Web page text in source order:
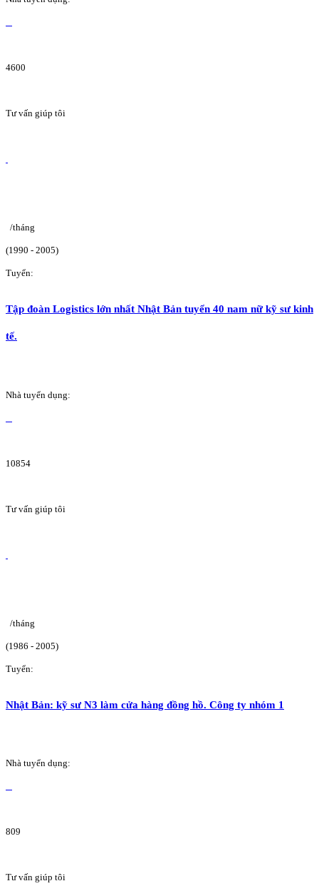
4600
Tư vấn giúp tôi
/tháng
(1990 - 2005)
Tuyển:
Tập đoàn Logistics lớn nhất Nhật Bản tuyển 40 nam nữ kỹ sư kinh
tế.
Nhà tuyển dụng:
10854
Tư vấn giúp tôi
/tháng
(1986 - 2005)
Tuyển:
Nhật Bản: kỹ sư N3 làm cửa hàng đồng hồ. Công ty nhóm 1
Nhà tuyển dụng:
809
Tư vấn giúp tôi